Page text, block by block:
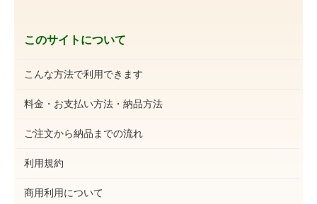
このサイトについて
こんな方法で利用できます
料金・お支払い方法・納品方法
ご注文から納品までの流れ
利用規約
商用利用について